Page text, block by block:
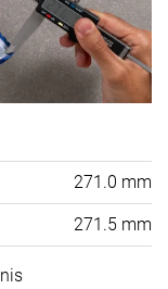
271.0 mm
271.5 mm